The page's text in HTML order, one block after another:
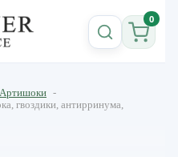
0
Артишоки -
гвоздики, антирринума,